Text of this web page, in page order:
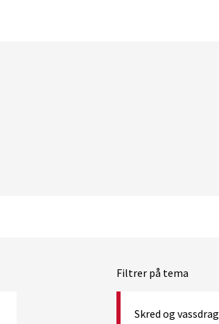
Filtrer på tema
Skred og vassdrag